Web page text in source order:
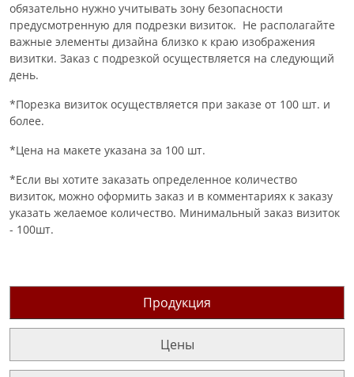
обязательно нужно учитывать зону безопасности
предусмотренную для подрезки визиток. Не располагайте
важные элементы дизайна близко к краю изображения
визитки. Заказ с подрезкой осуществляется на следующий
день.
*Порезка визиток осуществляется при заказе от 100 шт. и
более.
*Цена на макете указана за 100 шт.
*Если вы хотите заказать определенное количество
визиток, можно оформить заказ и в комментариях к заказу
указать желаемое количество. Минимальный заказ визиток
- 100шт.
Продукция
Цены